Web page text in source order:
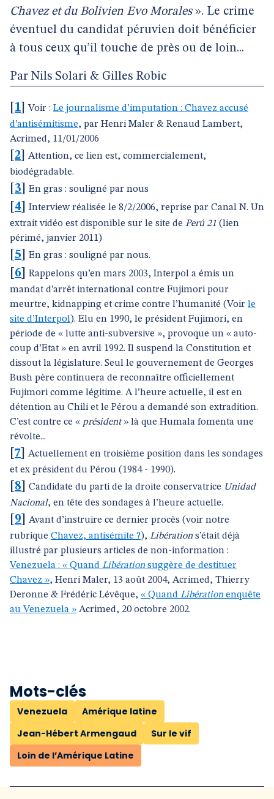
Chavez et du Bolivien Evo Morales». Le crime
éventuel du candidat péruvien doit bénéficier
à tous ceux qu’il touche de près ou de loin...
Par Nils Solari & Gilles Robic
1 ]Voir : Le journalisme d’imputation : Chavez accusé
d’antisémitisme, par Henri Maler & Renaud Lambert,
Acrimed, 11/01/2006
2
Attention, ce lien est, commercialement,
biodégradable.
3 En gras : souligné par nous
4
Interview réalisée le 8/2/2006, reprise par Canal N. Un
extrait vidéo est disponible sur le site de Perú 21 (lien
périmé, janvier 2011)
5 En gras : souligné par nous.
6
Rappelons qu’en mars 2003, Interpol a émis un
mandat d’arrêt international contre Fujimori pour
meurtre, kidnapping et crime contre l’humanité (Voir le
site d’Interpol). Elu en 1990, le président Fujimori, en
période de « lutte anti-subversive », provoque un « auto-
coup d’Etat » en avril 1992. Il suspend la Constitution et
dissout la législature. Seul le gouvernement de Georges
Bush père continuera de reconnaître officiellement
Fujimori comme légitime. A l’heure actuelle, il est en
détention au Chili et le Pérou a demandé son extradition.
C’est contre ce « président» là que Humala fomenta une
révolte...
7
Actuellement en troisième position dans les sondages
et ex président du Pérou (1984 - 1990).
8 Candidate du parti de la droite conservatrice Unidad
Nacional, en tête des sondages à l’heure actuelle.
9
Avant d’instruire ce dernier procès (voir notre
rubrique Chavez, antisémite ?), Libération s’était déjà
illustré par plusieurs articles de non-information :
Venezuela : « Quand Libération suggère de destituer
Chavez », Henri Maler, 13 août 2004, Acrimed, Thierry
Deronne & Frédéric Lévêque, « Quand Libération enquête
au Venezuela » Acrimed, 20 octobre 2002.
Mots-clés
Venezuela
Amérique latine
Jean-Hébert Armengaud
Sur le vif
Loin de l’Amérique Latine